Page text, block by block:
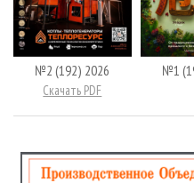
№2 (192) 2026
Скачать PDF
№1